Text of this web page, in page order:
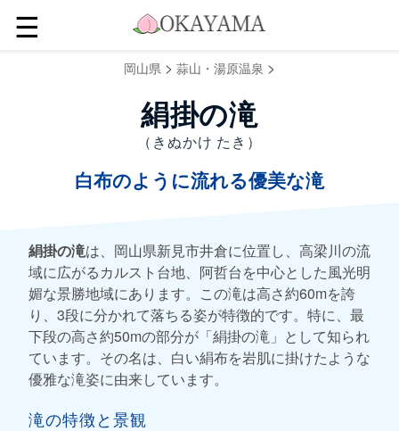
☰
岡山県 > 蒜山・湯原温泉 >
絹掛の滝
（きぬかけ たき）
白布のように流れる優美な滝
絹掛の滝は、岡山県新見市井倉に位置し、高梁川の流
域に広がるカルスト台地、阿哲台を中心とした風光明
媚な景勝地域にあります。この滝は高さ約60mを誇
り、3段に分かれて落ちる姿が特徴的です。特に、最
下段の高さ約50mの部分が「絹掛の滝」として知られ
ています。その名は、白い絹布を岩肌に掛けたような
優雅な滝姿に由来しています。
滝の特徴と景観